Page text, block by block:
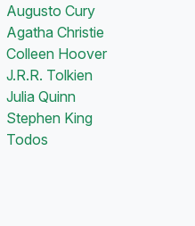
Augusto Cury
Agatha Christie
Colleen Hoover
J.R.R. Tolkien
Julia Quinn
Stephen King
Todos